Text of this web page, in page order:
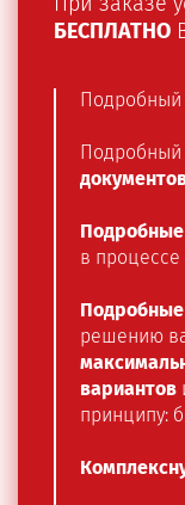
БЕСПЛАТНО
Подробный
Подробный
в
решению
вариантов
принципу: